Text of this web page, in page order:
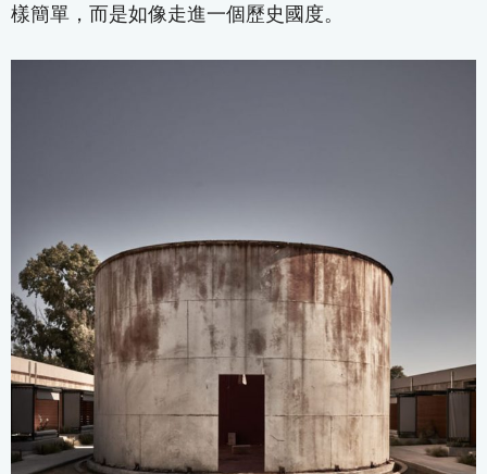
樣簡單，而是如像走進一個歷史國度。